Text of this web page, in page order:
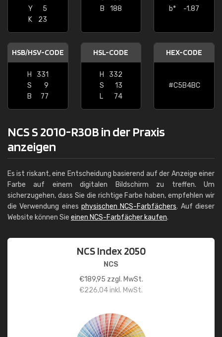
Y
5
K
23
B
188
b*
-1.87
HSB/HSV-CODE
H
331
S
9
B
77
HSL-CODE
H
332
S
13
L
74
HEX-CODE
#C5B4BC
NCS S 2010-R30B in der Praxis
anzeigen
Es ist riskant, eine Entscheidung basierend auf der Anzeige einer
Farbe auf einem digitalen Bildschirm zu treffen. Um
sicherzugehen, dass Sie die richtige Farbe haben, empfehlen wir
die Verwendung eines physischen NCS-Farbfächers. Auf dieser
Website können Sie einen NCS-Farbfächer kaufen.
NCS Index 2050
NCS
€189,95 zzgl. MwSt.
€226,04inkl. MwSt.